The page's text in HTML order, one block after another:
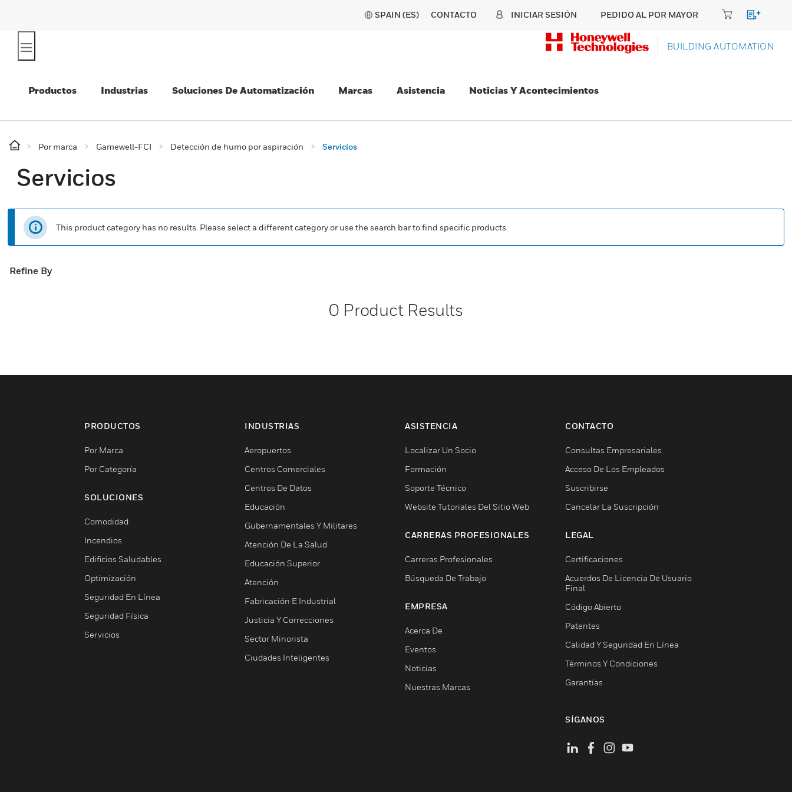
SPAIN (ES) CONTACTO INICIAR SESIÓN PEDIDO AL POR MAYOR
BUILDING AUTOMATION
Productos Industrias Soluciones De Automatización Marcas Asistencia Noticias Y Acontecimientos
Por marca Gamewell-FCI Detección de humo por aspiración Servicios
Servicios
This product category has no results. Please select a different category or use the search bar to find specific products.
Refine By
0 Product Results
PRODUCTOS
Por Marca
Por Categoría
SOLUCIONES
Comodidad
Incendios
Edificios Saludables
Optimización
Seguridad En Línea
Seguridad Física
Servicios
INDUSTRIAS
Aeropuertos
Centros Comerciales
Centros De Datos
Educación
Gubernamentales Y Militares
Atención De La Salud
Educación Superior
Atención
Fabricación E Industrial
Justicia Y Correcciones
Sector Minorista
Ciudades Inteligentes
ASISTENCIA
Localizar Un Socio
Formación
Soporte Técnico
Website Tutoriales Del Sitio Web
CARRERAS PROFESIONALES
Carreras Profesionales
Búsqueda De Trabajo
EMPRESA
Acerca De
Eventos
Noticias
Nuestras Marcas
CONTACTO
Consultas Empresariales
Acceso De Los Empleados
Suscribirse
Cancelar La Suscripción
LEGAL
Certificaciones
Acuerdos De Licencia De Usuario
Final
Código Abierto
Patentes
Calidad Y Seguridad En Línea
Términos Y Condiciones
Garantías
SÍGANOS